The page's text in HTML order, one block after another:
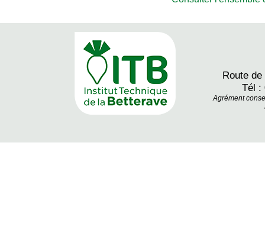
Route
Tél :
Agrément